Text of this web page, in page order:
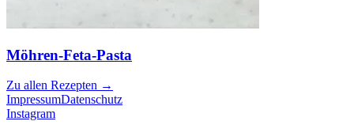
Möhren-Feta-Pasta
Zu allen Rezepten →
ImpressumDatenschutz
Instagram